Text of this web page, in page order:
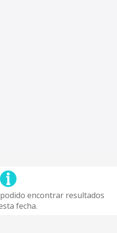
encontrar resultados
fecha.